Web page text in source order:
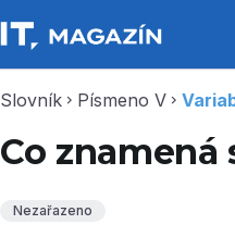
Slovník chevron_right Písmeno V chevron_right
Co znamená
Nezařazeno